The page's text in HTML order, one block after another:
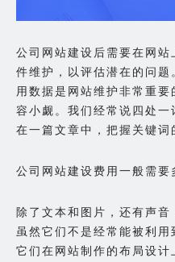
公司网站建设后需要在网
件维护，以评估潜在的问
用数据是网站维护非常重
容小觑。我们经常说四处
在一篇文章中，把握关键词
公司网站建设费用一般需要
除了文本和图片，还有声音
虽然它们不是经常能被利用
它们在网站制作的布局设